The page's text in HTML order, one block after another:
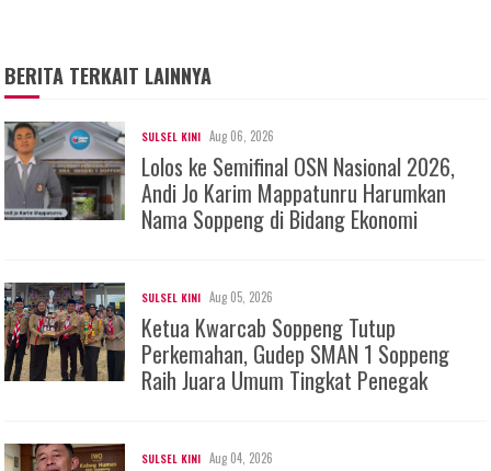
BERITA TERKAIT LAINNYA
SULSEL KINI Aug 06, 2026
Lolos ke Semifinal OSN Nasional 2026,
Andi Jo Karim Mappatunru Harumkan
Nama Soppeng di Bidang Ekonomi
SULSEL KINI Aug 05, 2026
Ketua Kwarcab Soppeng Tutup
Perkemahan, Gudep SMAN 1 Soppeng
Raih Juara Umum Tingkat Penegak
SULSEL KINI Aug 04, 2026